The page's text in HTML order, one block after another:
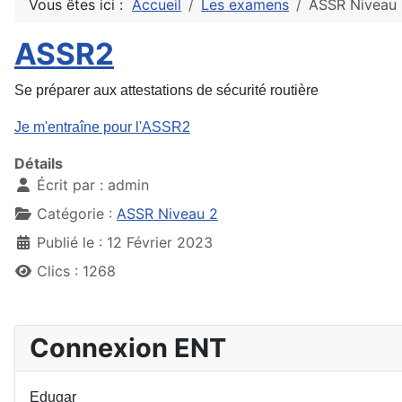
Vous êtes ici : Accueil Les examens ASSR Niveau
ASSR2
Se préparer aux attestations de sécurité routière
Je m'entraîne pour l'ASSR2
Détails
Écrit par : admin
Catégorie : ASSR Niveau 2
Publié le : 12 Février 2023
Clics : 1268
Connexion ENT
Edugar